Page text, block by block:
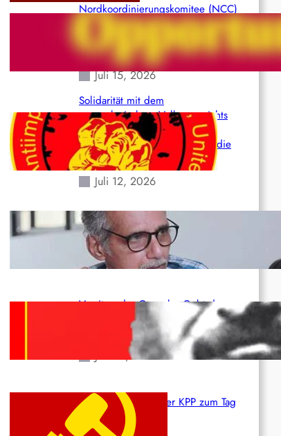
Nordkoordinierungskomitee (NCC)
der Kommunistischen Partei Indiens
(Maoistisch): Postmoderner
Opportunismus
Juli 15, 2026
Solidarität mit dem
venezolanischem Volk angesichts
der verlorenen Leben und der
katastrophalen Situation durch die
Erdbeben des 24. Juni!
Juli 12, 2026
Indien: „Die Politik der
Kapitulation“ von K. Murali (Ajith)
Juli 1, 2026
Vorsitzender Gonzalo: Gebt das
Leben für die Partei und die
Juni 19, 2026
Beschluss des ZK der KPP zum Tag
des Heldentums